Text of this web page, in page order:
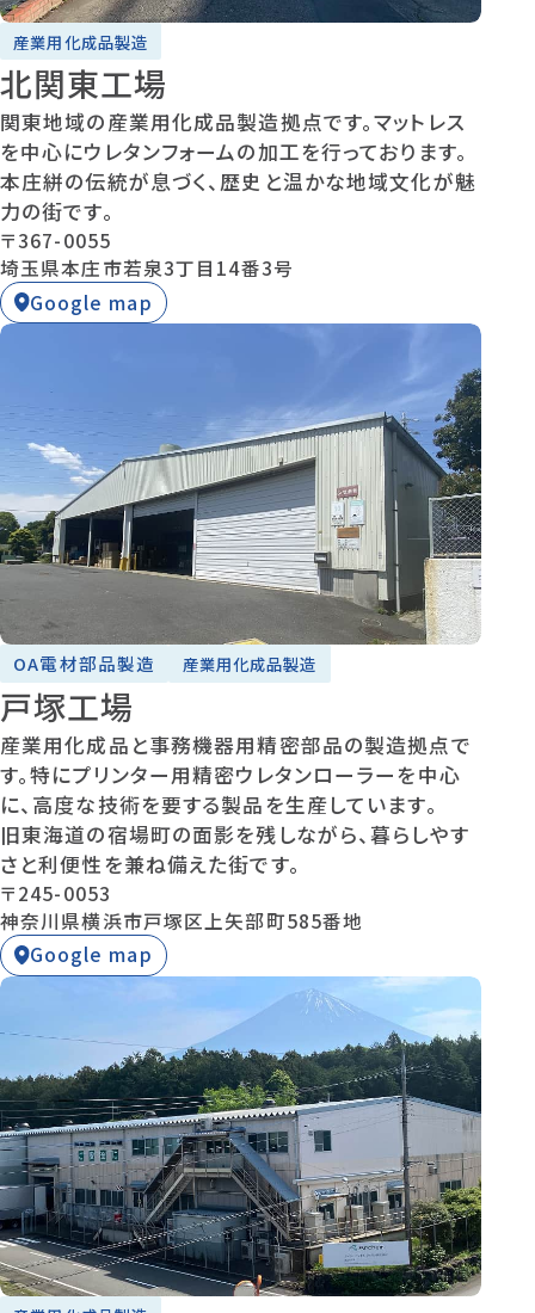
産業用化成品製造
北関東工場
関東地域の産業用化成品製造拠点です。マットレス
を中心にウレタンフォームの加工を行っております。
本庄絣の伝統が息づく、歴史と温かな地域文化が魅
力の街です。
〒367-0055
埼玉県本庄市若泉3丁目14番3号
Google map
OA電材部品製造 産業用化成品製造
戸塚工場
産業用化成品と事務機器用精密部品の製造拠点で
す。特にプリンター用精密ウレタンローラーを中心
に、高度な技術を要する製品を生産しています。
旧東海道の宿場町の面影を残しながら、暮らしやす
さと利便性を兼ね備えた街です。
〒245-0053
神奈川県横浜市戸塚区上矢部町585番地
Google map